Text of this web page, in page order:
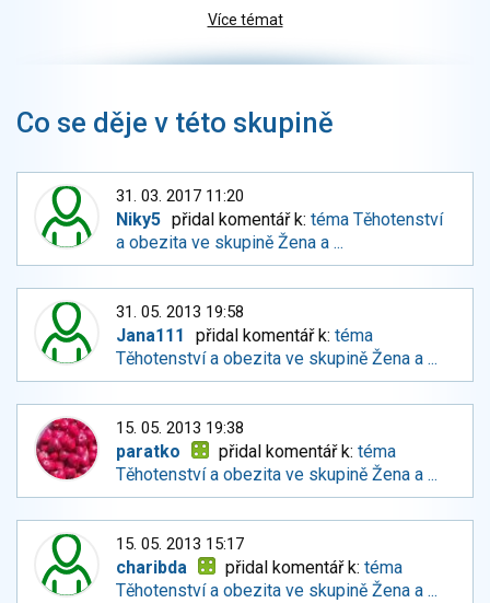
Více témat
Co se děje v této skupině
31. 03. 2017 11:20
Niky5 přidal komentář k:téma Těhotenství
a obezita ve skupině Žena a ...
31. 05. 2013 19:58
Jana111 přidal komentář k:téma
Těhotenství a obezita ve skupině Žena a ...
15. 05. 2013 19:38
paratko přidal komentář k:téma
Těhotenství a obezita ve skupině Žena a ...
15. 05. 2013 15:17
charibda přidal komentář k:téma
Těhotenství a obezita ve skupině Žena a ...